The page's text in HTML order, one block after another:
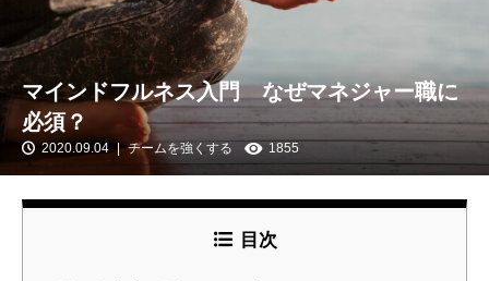
マインドフルネス入門 なぜマネジャー職に
必須？
2020.09.04 チームを強くする 1855
目次